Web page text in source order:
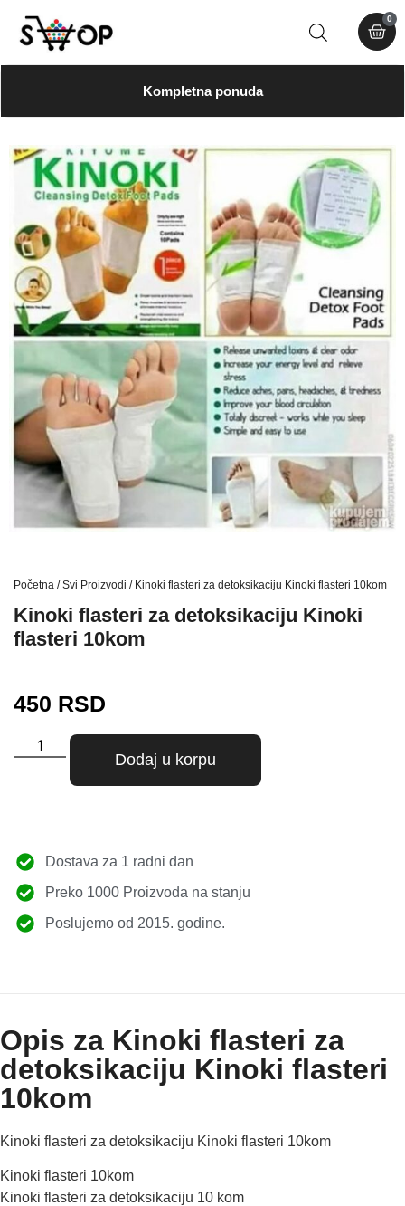
0
Kompletna ponuda
Početna /Svi Proizvodi / Kinoki flasteri za detoksikaciju Kinoki flasteri 10kom
Kinoki flasteri za detoksikaciju Kinoki
flasteri 10kom
450 RSD
Dodaj u korpu
Dostava za 1 radni dan
Preko 1000 Proizvoda na stanju
Poslujemo od 2015. godine.
Opis za Kinoki flasteri za
detoksikaciju Kinoki flasteri
10kom
Kinoki flasteri za detoksikaciju Kinoki flasteri 10kom
Kinoki flasteri 10kom
Kinoki flasteri za detoksikaciju 10 kom